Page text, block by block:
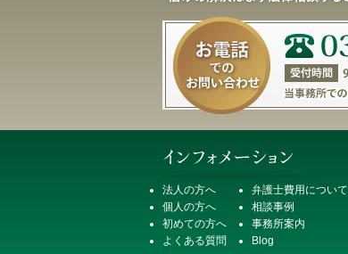
法人の方へ
個人の方へ
初めての方へ
よくある質問
弁護士費用について
相談事例
事務所案内
Blog